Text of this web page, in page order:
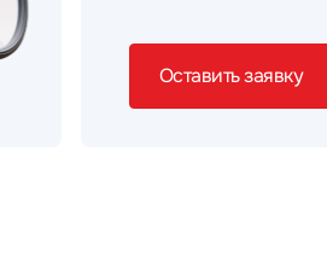
Оставить заявку